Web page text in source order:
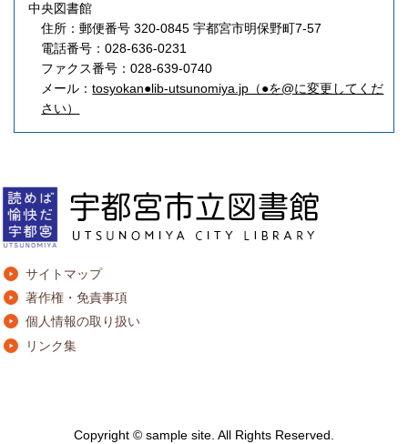
中央図書館
住所：郵便番号 320-0845 宇都宮市明保野町7-57
電話番号：028-636-0231
ファクス番号：028-639-0740
メール：tosyokan●lib-utsunomiya.jp（●を@に変更してくだ
さい）
サイトマップ
著作権・免責事項
個人情報の取り扱い
リンク集
Copyright © sample site. All Rights Reserved.